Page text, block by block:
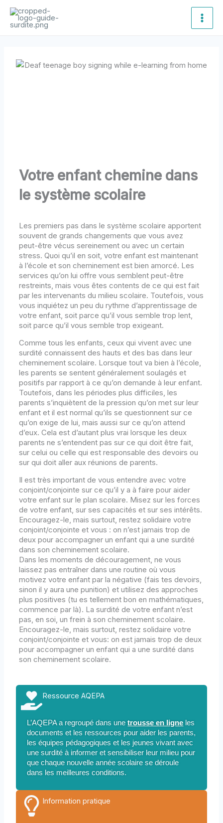
Aller
contenu
Main
Votre enfant chemine dans
le système scolaire
Les premiers pas dans le système scolaire apportent
souvent de grands changements que vous avez
peut-être vécus sereinement ou avec un certain
stress. Quoi qu’il en soit, votre enfant est maintenant
à l’école et son cheminement est bien amorcé. Les
services qu’on lui offre vous semblent peut-être
restreints, mais vous êtes contents de ce qui est fait
par les intervenants du milieu scolaire. Toutefois, vous
vous inquiétez un peu du rythme d’apprentissage de
votre enfant, soit parce qu’il vous semble trop lent,
soit parce qu’il vous semble trop exigeant.
Comme tous les enfants, ceux qui vivent avec une
surdité connaissent des hauts et des bas dans leur
cheminement scolaire. Lorsque tout va bien à l’école,
les parents se sentent généralement soulagés et
positifs par rapport à ce qu’on demande à leur enfant.
Toutefois, dans les périodes plus difficiles, les
parents s’inquiètent de la pression qu’on met sur leur
enfant et il est normal qu’ils se questionnent sur ce
qu’on exige de lui, mais aussi sur ce qu’on attend
d’eux. Cela est d’autant plus vrai lorsque les deux
parents ne s’entendent pas sur ce qui doit être fait,
sur celui ou celle qui est responsable des devoirs ou
sur qui doit aller aux réunions de parents.
Il est très important de vous entendre avec votre
conjoint/conjointe sur ce qu’il y a à faire pour aider
votre enfant sur le plan scolaire. Misez sur les forces
de votre enfant, sur ses capacités et sur ses intérêts.
Encouragez-le, mais surtout, restez solidaire votre
conjoint/conjointe et vous : on n’est jamais trop de
deux pour accompagner un enfant qui a une surdité
dans son cheminement scolaire.
Dans les moments de découragement, ne vous
laissez pas entraîner dans une routine où vous
motivez votre enfant par la négative (fais tes devoirs,
sinon il y aura une punition) et utilisez des approches
plus positives (tu es tellement bon en mathématiques,
commence par là). La surdité de votre enfant n’est
pas, en soi, un frein à son cheminement scolaire.
Encouragez-le, mais surtout, restez solidaire votre
conjoint/conjointe et vous: on est jamais trop de deux
pour accompagner un enfant qui a une surdité dans
son cheminement scolaire.
Ressource AQEPA
L’AQEPA a regroupé dans unetrousse en ligne les
documents et les ressources pour aider les parents,
les équipes pédagogiques et les jeunes vivant avec
une surdité à informer et sensibiliser leur milieu pour
que chaque nouvelle année scolaire se déroule
dans les meilleures conditions.
Information pratique